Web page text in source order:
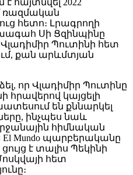
ռազմական
հետո։ Լրագրողի
Սի Ցզինպինը
Պուտինի հետ
քան արևմտյան
որ Վլադիմիր Պուտինը
հրավերով կայցելի
են քննարկել
ինչպես նաև
հիմնական
Mundo պարբերականը
է տալիս Պեկինի
հետ